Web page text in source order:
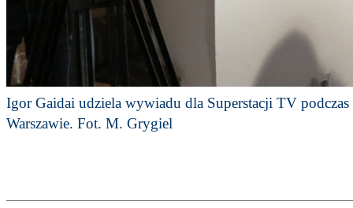
Igor Gaidai udziela wywiadu dla Superstacji TV
Warszawie. Fot. M. Grygiel